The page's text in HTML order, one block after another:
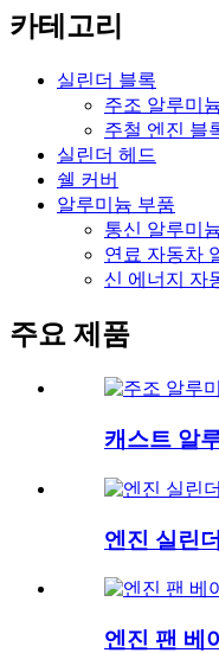
카테고리
실린더 블록
주조 알루미
주철 엔진 블
실린더 헤드
쉘 커버
알루미늄 부품
통신 알루미
연료 자동차
신 에너지 자
주요 제품
캐스트 알
엔진 실린
엔진 팬 베